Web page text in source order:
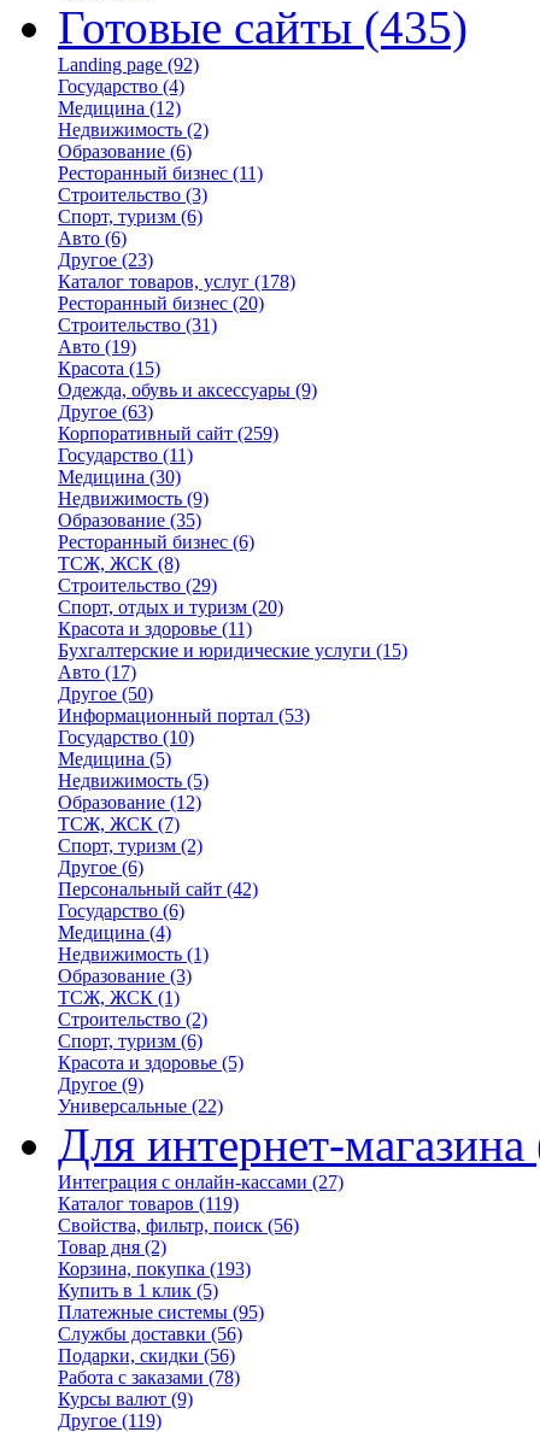
Готовые сайты (435)
Landing page (92)
Государство (4)
Медицина (12)
Недвижимость (2)
Образование (6)
Ресторанный бизнес (11)
Строительство (3)
Спорт, туризм (6)
Авто (6)
Другое (23)
Каталог товаров, услуг (178)
Ресторанный бизнес (20)
Строительство (31)
Авто (19)
Красота (15)
Одежда, обувь и аксессуары (9)
Другое (63)
Корпоративный сайт (259)
Государство (11)
Медицина (30)
Недвижимость (9)
Образование (35)
Ресторанный бизнес (6)
ТСЖ, ЖСК (8)
Строительство (29)
Спорт, отдых и туризм (20)
Красота и здоровье (11)
Бухгалтерские и юридические услуги (15)
Авто (17)
Другое (50)
Информационный портал (53)
Государство (10)
Медицина (5)
Недвижимость (5)
Образование (12)
ТСЖ, ЖСК (7)
Спорт, туризм (2)
Другое (6)
Персональный сайт (42)
Государство (6)
Медицина (4)
Недвижимость (1)
Образование (3)
ТСЖ, ЖСК (1)
Строительство (2)
Спорт, туризм (6)
Красота и здоровье (5)
Другое (9)
Универсальные (22)
Для интернет-магазина
Интеграция с онлайн-кассами (27)
Каталог товаров (119)
Свойства, фильтр, поиск (56)
Товар дня (2)
Корзина, покупка (193)
Купить в 1 клик (5)
Платежные системы (95)
Службы доставки (56)
Подарки, скидки (56)
Работа с заказами (78)
Курсы валют (9)
Другое (119)